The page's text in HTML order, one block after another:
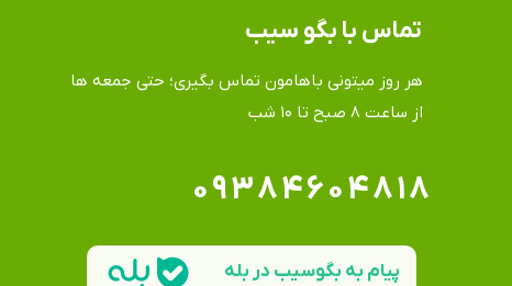
هر روز میتونی باهامون تماس بگیری؛ حتی جمعه ها
​​​​​​​از ساعت ۸ صبح تا ۱۰ شب
تماس​​​​​​​ با بگو سیب
۰۹۳۸۴۶۰۴۸۱۸
پیام به بگوسیب در بله